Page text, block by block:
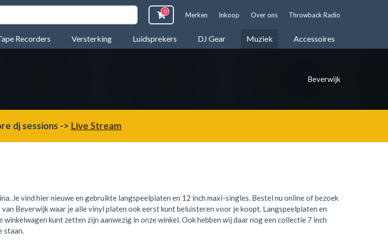
Recorders Versterking Luidsprekers DJ Gear Muziek Accessoires
Merken Inkoop Over ons Throwback Radio
Beverwijk
dj sessions -> Live Stream
Je vind hiernieuwe en gebruikte langspeelplaten en 12 inch maxi-singles. Bestel nu online of bezoek
Beverwijk waar je alle vinyl platen ook eerst kunt beluisteren voor je koopt. Langspeelplaten en
winkelwagen kunt zetten zijn aanwezig in onze winkel. Ook hebben wij daar nog een collectie 7 inch
staan.